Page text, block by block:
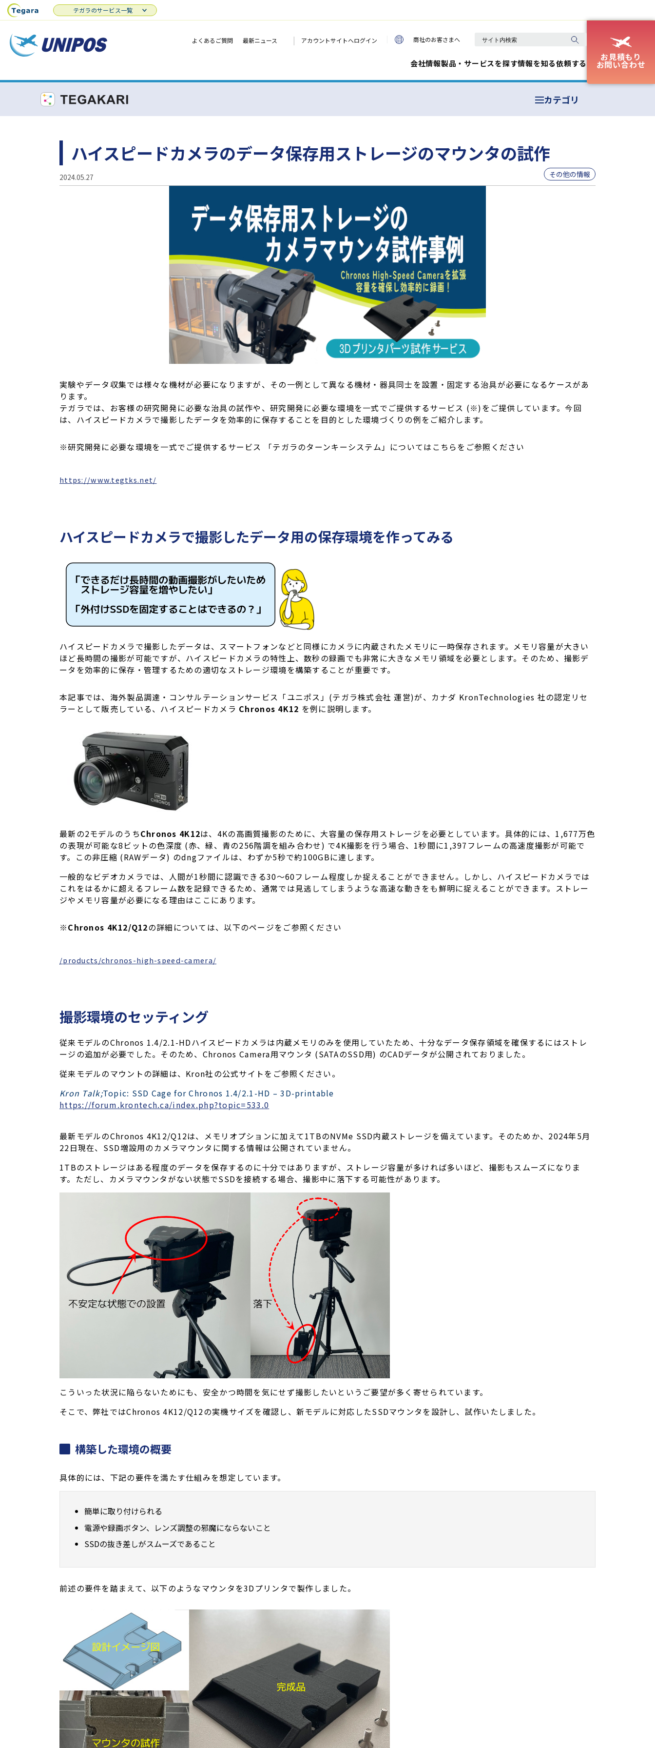
よくあるご質問 最新ニュース | アカウントサイトへログイン 商社のお客さまへ
会社情報製品・サービスを探す情報を知る依頼する
お見積もり
お問い合わせ
テガラのサービス一覧
カテゴリ
ハイスピードカメラのデータ保存用ストレージのマウンタの試作
2024.05.27 その他の情報
実験やデータ収集では様々な機材が必要になりますが、その一例として異なる機材・器具同士を設置・固定する治具が必要になるケースがあ
ります。
テガラでは、お客様の研究開発に必要な治具の試作や、研究開発に必要な環境を一式でご提供するサービス (※)をご提供しています。今回
は、ハイスピードカメラで撮影したデータを効率的に保存することを目的とした環境づくりの例をご紹介します。
※研究開発に必要な環境を一式でご提供するサービス 「テガラのターンキーシステム」についてはこちらをご参照ください
https://www.tegtks.net/
ハイスピードカメラで撮影したデータ用の保存環境を作ってみる
ハイスピードカメラで撮影したデータは、スマートフォンなどと同様にカメラに内蔵されたメモリに一時保存されます。メモリ容量が大きい
ほど長時間の撮影が可能ですが、ハイスピードカメラの特性上、数秒の録画でも非常に大きなメモリ領域を必要とします。そのため、撮影デ
ータを効率的に保存・管理するための適切なストレージ環境を構築することが重要です。
本記事では、海外製品調達・コンサルテーションサービス「ユニポス」(テガラ株式会社 運営)が、カナダ KronTechnologies 社の認定リセ
ラーとして販売している、ハイスピードカメラ Chronos 4K12 を例に説明します。
最新の2モデルのうちChronos 4K12は、4Kの高画質撮影のために、大容量の保存用ストレージを必要としています。具体的には、1,677万色
の表現が可能な8ビットの色深度 (赤、緑、青の256階調を組み合わせ) で4K撮影を行う場合、1秒間に1,397フレームの高速度撮影が可能で
す。この非圧縮 (RAWデータ) のdngファイルは、わずか5秒で約100GBに達します。
一般的なビデオカメラでは、人間が1秒間に認識できる30～60フレーム程度しか捉えることができません。しかし、ハイスピードカメラでは
これをはるかに超えるフレーム数を記録できるため、通常では見逃してしまうような高速な動きをも鮮明に捉えることができます。ストレー
ジやメモリ容量が必要になる理由はここにあります。
※Chronos 4K12/Q12の詳細については、以下のページをご参照ください
/products/chronos-high-speed-camera/
撮影環境のセッティング
従来モデルのChronos 1.4/2.1-HDハイスピードカメラは内蔵メモリのみを使用していたため、十分なデータ保存領域を確保するにはストレ
ージの追加が必要でした。そのため、Chronos Camera用マウンタ (SATAのSSD用) のCADデータが公開されておりました。
従来モデルのマウントの詳細は、Kron社の公式サイトをご参照ください。
Kron Talk;Topic: SSD Cage for Chronos 1.4/2.1-HD – 3D-printable
https://forum.krontech.ca/index.php?topic=533.0
最新モデルのChronos 4K12/Q12は、メモリオプションに加えて1TBのNVMe SSD内蔵ストレージを備えています。そのためか、2024年5月
22日現在、SSD増設用のカメラマウンタに関する情報は公開されていません。
1TBのストレージはある程度のデータを保存するのに十分ではありますが、ストレージ容量が多ければ多いほど、撮影もスムーズになりま
す。ただし、カメラマウンタがない状態でSSDを接続する場合、撮影中に落下する可能性があります。
こういった状況に陥らないためにも、安全かつ時間を気にせず撮影したいというご要望が多く寄せられています。
そこで、弊社ではChronos 4K12/Q12の実機サイズを確認し、新モデルに対応したSSDマウンタを設計し、試作いたしました。
構築した環境の概要
具体的には、下記の要件を満たす仕組みを想定しています。
簡単に取り付けられる
電源や録画ボタン、レンズ調整の邪魔にならないこと
SSDの抜き差しがスムーズであること
前述の要件を踏まえて、以下のようなマウンタを3Dプリンタで製作しました。